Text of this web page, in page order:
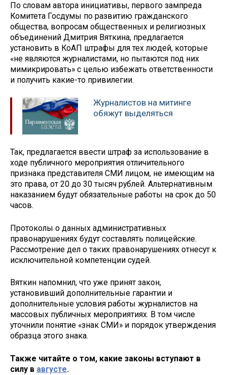
По словам автора инициативы, первого зампреда
Комитета Госдумы по развитию гражданского
общества, вопросам общественных и религиозных
объединений Дмитрия Вяткина, предлагается
установить в КоАП штрафы для тех людей, которые
«не являются журналистами, но пытаются под них
мимикрировать» с целью избежать ответственности
и получить какие-то привилегии.
Журналистов на митинге
обяжут выделяться
Так, предлагается ввести штраф за использование в
ходе публичного мероприятия отличительного
признака представителя СМИ лицом, не имеющим на
это права, от 20 до 30 тысяч рублей. Альтернативным
наказанием будут обязательные работы на срок до 50
часов.
Протоколы о данных административных
правонарушениях будут составлять полицейские.
Рассмотрение дел о таких правонарушениях отнесут к
исключительной компетенции судей.
Вяткин напомнил, что уже принят закон,
установивший дополнительные гарантии и
дополнительные условия работы журналистов на
массовых публичных мероприятиях. В том числе
уточнили понятие «знак СМИ» и порядок утверждения
образца этого знака.
Также читайте о том, какие законы вступают в
силу в августе.